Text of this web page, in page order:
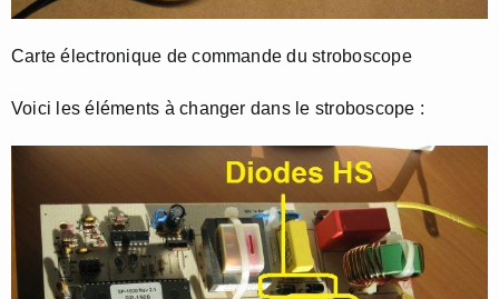
Carte électronique de commande du stroboscope
Voici les éléments à changer dans le stroboscope :